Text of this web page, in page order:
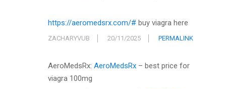
https://aeromedsrx.com/# buy viagra here
ZACHARYVUB 20/11/2025 PERMALINK
AeroMedsRx: AeroMedsRx – best price for
viagra 100mg